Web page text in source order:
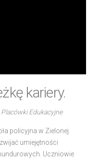
kariery.
Edukacyjne
policyjna w Zielonej
umiejętności
Uczniowie